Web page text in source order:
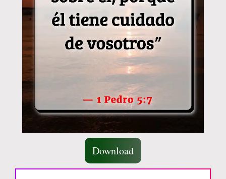
Download